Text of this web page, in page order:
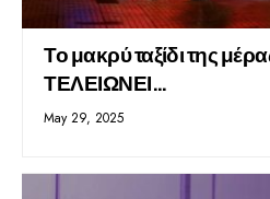
Το μακρύ ταξίδι της
ΤΕΛΕΙΩΝΕΙ…
May 29, 2025